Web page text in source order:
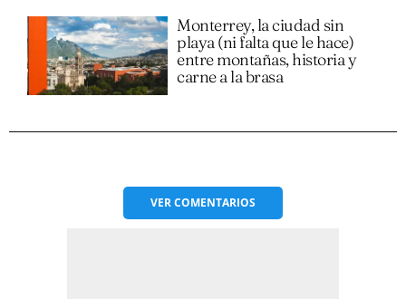
Monterrey, la ciudad sin
playa (ni falta que le hace)
entre montañas, historia y
carne a la brasa
VERCOMENTARIOS